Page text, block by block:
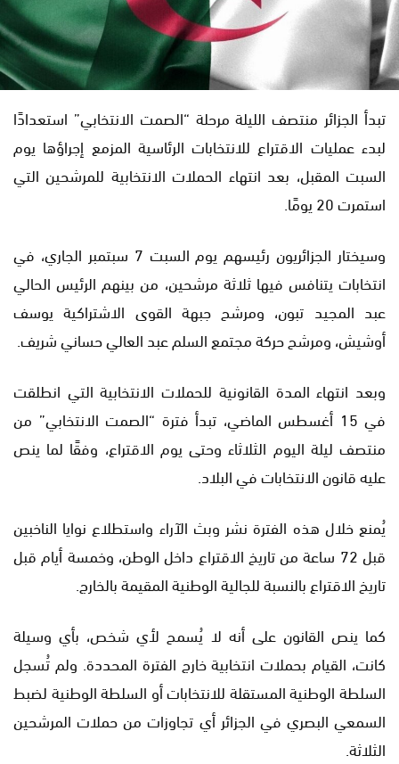
تبدأ الجزائر منتصف الليلة مرحلة “الصمت الانتخابي” استعدادًا
لبدء عمليات الاقتراع للانتخابات الرئاسية المزمع إجراؤها يوم
السبت المقبل، بعد انتهاء الحملات الانتخابية للمرشحين التي
استمرت 20 يومًا.
وسيختار الجزائريون رئيسهم يوم السبت 7 سبتمبر الجاري، في
انتخابات يتنافس فيها ثلاثة مرشحين، من بينهم الرئيس الحالي
عبد المجيد تبون، ومرشح جبهة القوى الاشتراكية يوسف
أوشيش، ومرشح حركة مجتمع السلم عبد العالي حساني شريف.
وبعد انتهاء المدة القانونية للحملات الانتخابية التي انطلقت
في 15 أغسطس الماضي، تبدأ فترة “الصمت الانتخابي” من
منتصف ليلة اليوم الثلاثاء وحتى يوم الاقتراع، وفقًا لما ينص
عليه قانون الانتخابات في البلاد.
يُمنع خلال هذه الفترة نشر وبث الآراء واستطلاع نوايا الناخبين
قبل 72 ساعة من تاريخ الاقتراع داخل الوطن، وخمسة أيام قبل
تاريخ الاقتراع بالنسبة للجالية الوطنية المقيمة بالخارج.
كما ينص القانون على أنه لا يُسمح لأي شخص، بأي وسيلة
كانت، القيام بحملات انتخابية خارج الفترة المحددة. ولم تُسجل
السلطة الوطنية المستقلة للانتخابات أو السلطة الوطنية لضبط
السمعي البصري في الجزائر أي تجاوزات من حملات المرشحين
الثلاثة.